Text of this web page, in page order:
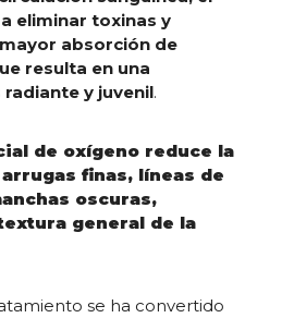
eliminar toxinas y
absorción de
resulta en una
y juvenil.
de oxígeno reduce la
finas, líneas de
oscuras,
general de la
se ha convertido